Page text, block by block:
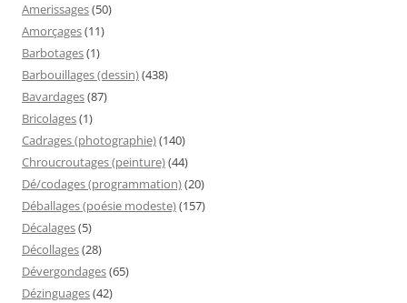
Amerissages(50)
Amorçages(11)
Barbotages(1)
Barbouillages (dessin)(438)
Bavardages(87)
Bricolages(1)
Cadrages (photographie)(140)
Chroucroutages (peinture)(44)
Dé/codages (programmation)(20)
Déballages (poésie modeste)(157)
Décalages(5)
Décollages(28)
Dévergondages(65)
Dézinguages(42)